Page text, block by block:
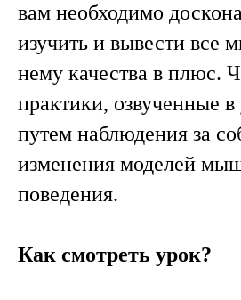
вам необходимо
изучить и вывести все
нему качества в плюс.
практики, озвученные в
путем наблюдения за
изменения моделей
поведения.
Как смотреть урок?